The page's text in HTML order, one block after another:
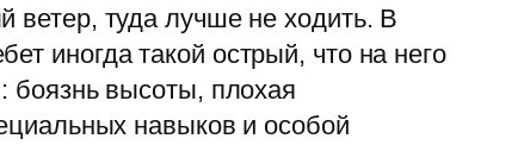
ветер, туда лучше не ходить. В
иногда такой острый, что на него
боязнь высоты, плохая
навыков и особой